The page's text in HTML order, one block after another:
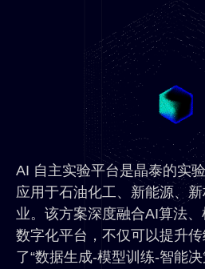
AI 自主实验平台是晶泰的实
应用于石油化工、新能源、
业。该方案深度融合AI算法
数字化平台，不仅可以提升
了“数据生成-模型训练-智能